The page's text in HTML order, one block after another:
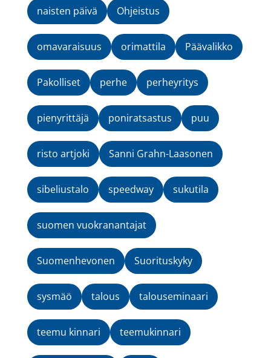
naisten päivä Ohjeistus
omavaraisuus orimattila Päävalikko
Pakolliset perhe perheyritys
pienyrittäjä poniratsastus puu
risto artjoki Sanni Grahn-Laasonen
sibeliustalo speedway sukutila
suomen vuokranantajat
Suomenhevonen Suorituskyky
sysmäö talous talouseminaari
teemu kinnari teemukinnari